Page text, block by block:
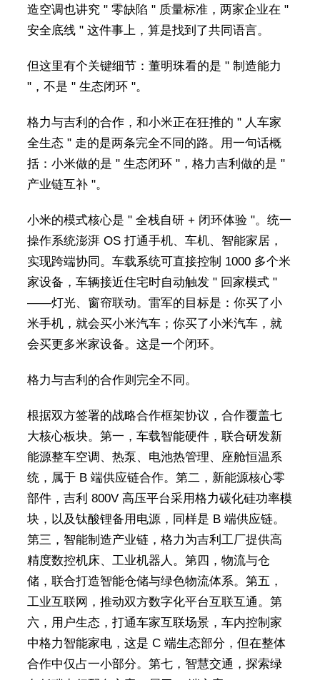
造空调也讲究 " 零缺陷 " 质量标准，两家企业在 "
安全底线 " 这件事上，算是找到了共同语言。
但这里有个关键细节：董明珠看的是 " 制造能力
"，不是 " 生态闭环 "。
格力与吉利的合作，和小米正在狂推的 " 人车家
全生态 " 走的是两条完全不同的路。用一句话概
括：小米做的是 " 生态闭环 "，格力吉利做的是 "
产业链互补 "。
小米的模式核心是 " 全栈自研 + 闭环体验 "。统一
操作系统澎湃 OS 打通手机、车机、智能家居，
实现跨端协同。车载系统可直接控制 1000 多个米
家设备，车辆接近住宅时自动触发 " 回家模式 "
——灯光、窗帘联动。雷军的目标是：你买了小
米手机，就会买小米汽车；你买了小米汽车，就
会买更多米家设备。这是一个闭环。
格力与吉利的合作则完全不同。
根据双方签署的战略合作框架协议，合作覆盖七
大核心板块。第一，车载智能硬件，联合研发新
能源整车空调、热泵、电池热管理、座舱恒温系
统，属于 B 端供应链合作。第二，新能源核心零
部件，吉利 800V 高压平台采用格力碳化硅功率模
块，以及钛酸锂备用电源，同样是 B 端供应链。
第三，智能制造产业链，格力为吉利工厂提供高
精度数控机床、工业机器人。第四，物流与仓
储，联合打造智能仓储与绿色物流体系。第五，
工业互联网，推动双方数字化平台互联互通。第
六，用户生态，打通车家互联场景，车内控制家
中格力智能家电，这是 C 端生态部分，但在整体
合作中仅占一小部分。第七，智慧交通，探索绿